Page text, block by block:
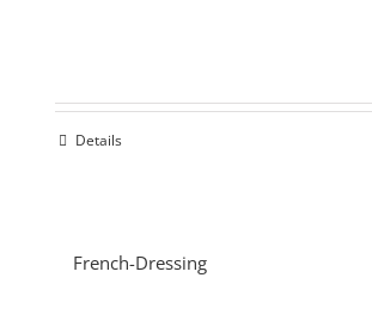
Details
French-Dressing